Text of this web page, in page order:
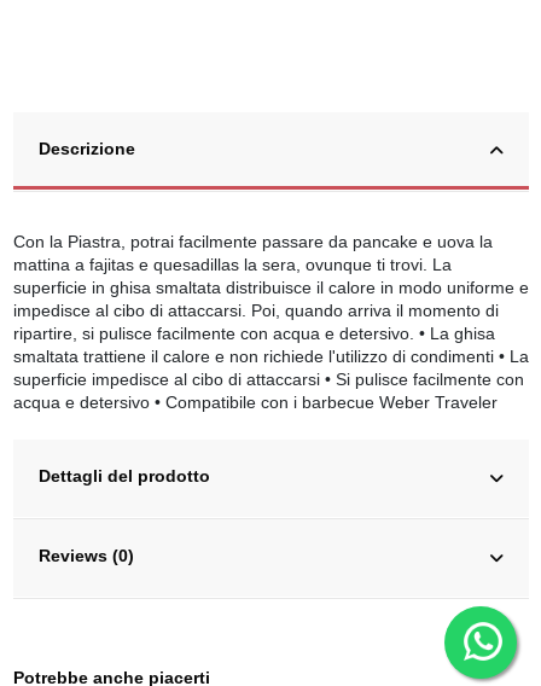
Descrizione
Con la Piastra, potrai facilmente passare da pancake e uova la
mattina a fajitas e quesadillas la sera, ovunque ti trovi. La
superficie in ghisa smaltata distribuisce il calore in modo uniforme e
impedisce al cibo di attaccarsi. Poi, quando arriva il momento di
ripartire, si pulisce facilmente con acqua e detersivo. • La ghisa
smaltata trattiene il calore e non richiede l'utilizzo di condimenti • La
superficie impedisce al cibo di attaccarsi • Si pulisce facilmente con
acqua e detersivo • Compatibile con i barbecue Weber Traveler
Dettagli del prodotto
Reviews (0)
Potrebbe anche piacerti